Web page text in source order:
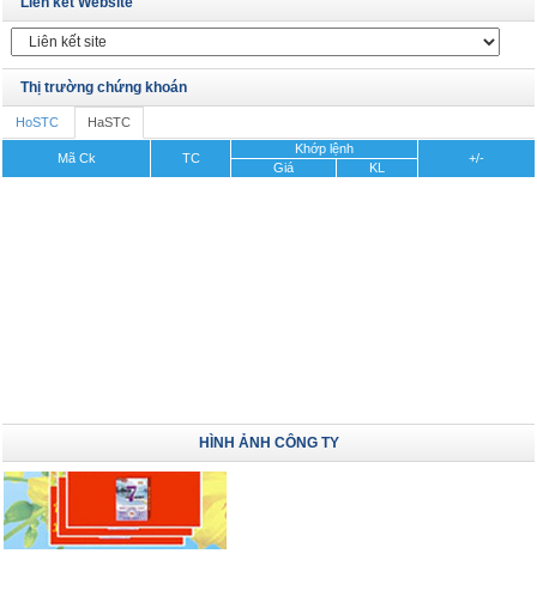
Thị trường chứng khoán
HoSTC HaSTC
Mã Ck TC
Khớp lệnh
+/-
Giá KL
HÌNH ẢNH CÔNG TY